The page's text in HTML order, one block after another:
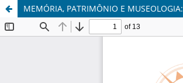
MEMÓRIA, PATRIMÔNIO E MUSEOLOGIA: